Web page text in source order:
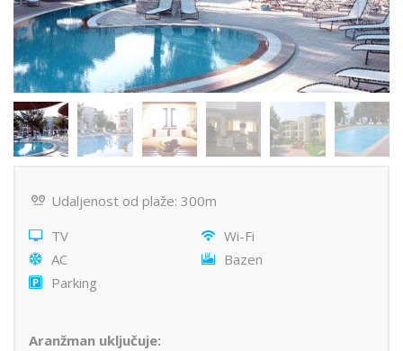
Udaljenost od plaže: 300m
TV
Wi-Fi
AC
Bazen
Parking
Aranžman uključuje: